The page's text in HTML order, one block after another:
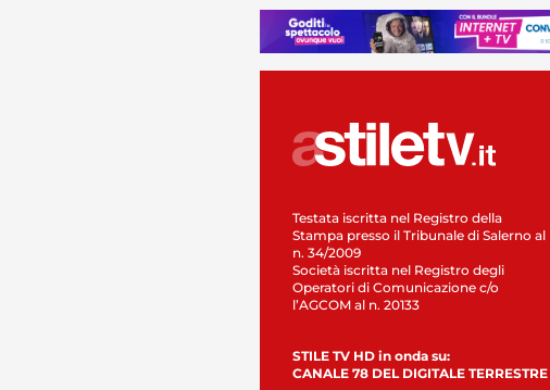
Testata iscritta nel Registro della
Stampa presso il Tribunale di Salerno al
n. 34/2009
Società iscritta nel Registro degli
Operatori di Comunicazione c/o
l’AGCOM al n. 20133
STILE TV HD in onda su:
CANALE 78 DEL DIGITALE TERRESTRE